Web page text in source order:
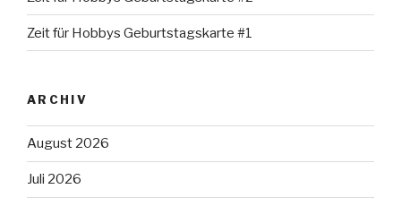
Zeit für Hobbys Geburtstagskarte #1
ARCHIV
August 2026
Juli 2026